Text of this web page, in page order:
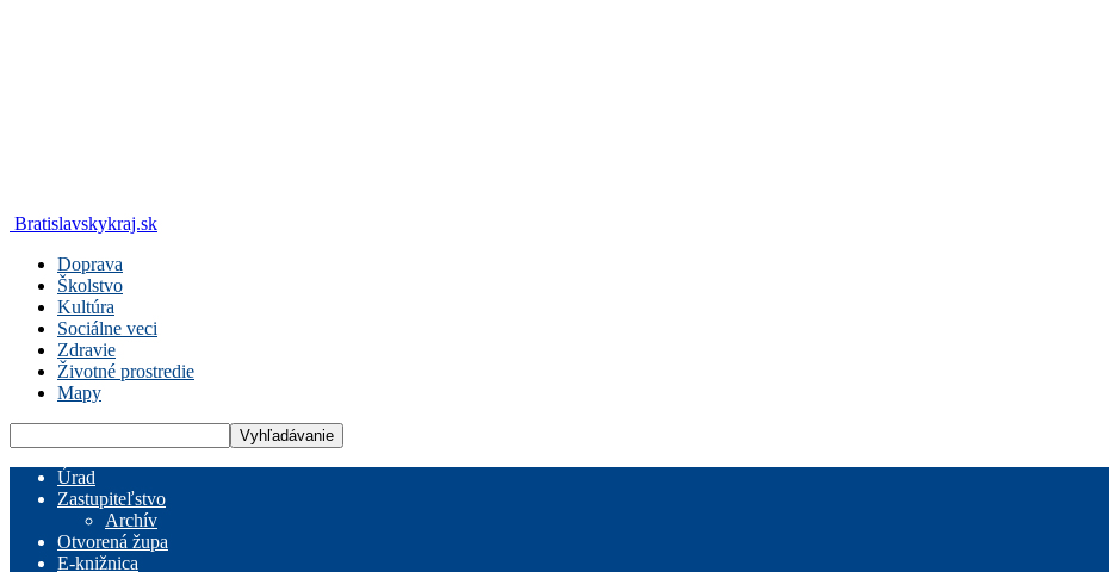
Bratislavskykraj.sk
Doprava
Školstvo
Kultúra
Sociálne veci
Zdravie
Životné prostredie
Mapy
Úrad
Zastupiteľstvo
Archív
Otvorená župa
E-knižnica